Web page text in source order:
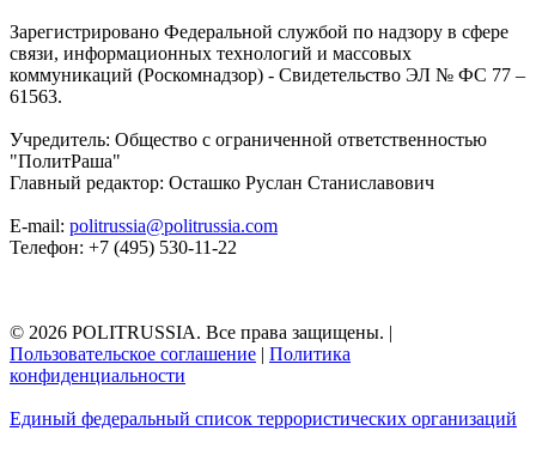
Зарегистрировано Федеральной службой по надзору в сфере
связи, информационных технологий и массовых
коммуникаций (Роскомнадзор) - Свидетельство ЭЛ № ФС 77 –
61563.
Учредитель: Общество с ограниченной ответственностью
"ПолитРаша"
Главный редактор: Осташко Руслан Станиславович
E-mail: politrussia@politrussia.com
Телефон: +7 (495) 530-11-22
© 2026 POLITRUSSIA. Все права защищены. |
Пользовательское соглашение | Политика
конфиденциальности
Единый федеральный список террористических организаций